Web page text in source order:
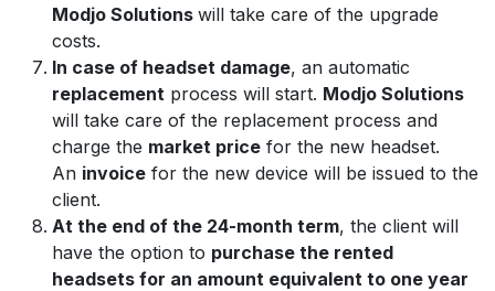
Modjo Solutions will take care of the upgrade
costs.
In case of headset damage, an automatic
replacement process will start. Modjo Solutions
will take care of the replacement process and
charge the market price for the new headset.
An invoice for the new device will be issued to the
client.
At the end of the 24-month term, the client will
have the option to purchase the rented
headsets for an amount equivalent to one year